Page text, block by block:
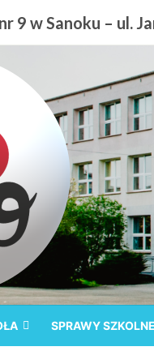
9 w Sanoku – ul.
SPRAWY SZKOLNE